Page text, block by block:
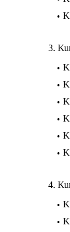
3.
4.